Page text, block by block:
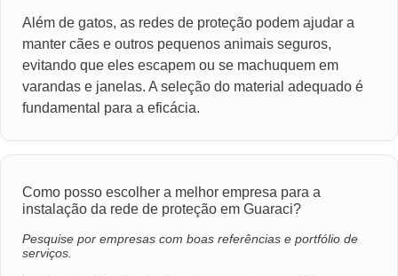
Além de gatos, as redes de proteção podem ajudar a
manter cães e outros pequenos animais seguros,
evitando que eles escapem ou se machuquem em
varandas e janelas. A seleção do material adequado é
fundamental para a eficácia.
Como posso escolher a melhor empresa para a
instalação da rede de proteção em Guaraci?
Pesquise por empresas com boas referências e portfólio de
serviços.